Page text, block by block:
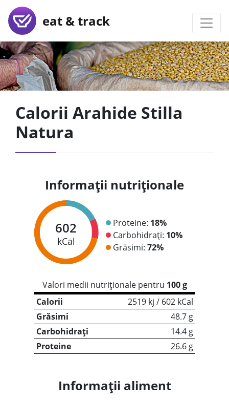
eat & track
Calorii Arahide Stilla
Natura
Informații nutriționale
602
kCal
Proteine: 18%
Carbohidrați: 10%
Grăsimi: 72%
Valori medii nutriționale pentru 100 g
Calorii
2519 kj / 602 kCal
Grăsimi
48.7 g
Carbohidrați
14.4 g
Proteine
26.6 g
Informații aliment